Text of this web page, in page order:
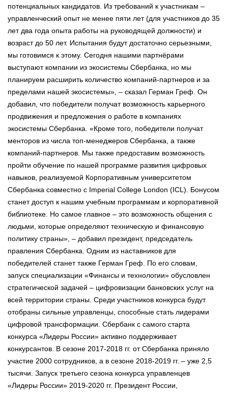
потенциальных кандидатов. Из требований к участникам –
управленческий опыт не менее пяти лет (для участников до 35
лет два года опыта работы на руководящей должности) и
возраст до 50 лет. Испытания будут достаточно серьезными,
мы готовимся к этому. Сегодня нашими партнёрами
выступают компании из экосистемы Сбербанка, но мы
планируем расширить количество компаний-партнеров и за
пределами нашей экосистемы», – сказал Герман Греф. Он
добавил, что победители получат возможность карьерного
продвижения и предложения о работе в компаниях
экосистемы Сбербанка. «Кроме того, победители получат
менторов из числа топ-менеджеров Сбербанка, а также
компаний-партнеров. Мы также предоставим возможность
пройти обучение по нашей программе развития цифровых
навыков, реализуемой Корпоративным университетом
Сбербанка совместно с Imperial College London (ICL). Бонусом
станет доступ к нашим учебным программам и корпоративной
библиотеке. Но самое главное – это возможность общения с
людьми, которые определяют техническую и финансовую
политику страны», – добавил президент, председатель
правления Сбербанка. Одним из наставников для
победителей станет также Герман Греф. По его словам,
запуск специализации «Финансы и технологии» обусловлен
стратегической задачей – цифровизации банковских услуг на
всей территории страны. Среди участников конкурса будут
отобраны сильные управленцы, способные стать лидерами
цифровой трансформации. Сбербанк с самого старта
конкурса «Лидеры России» активно поддерживает
конкурсантов. В сезоне 2017-2018 гг. от Сбербанка приняло
участие 2000 сотрудников, а в сезоне 2018-2019 гг. – уже 2,5
тысячи. Запуск третьего сезона конкурса управленцев
«Лидеры России» 2019-2020 гг. Президент России,